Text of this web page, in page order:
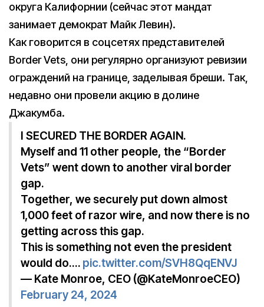
округа Калифорнии (сейчас этот мандат
занимает демократ Майк Левин).
Как говорится в соцсетях представителей
Border Vets, они регулярно организуют ревизии
ограждений на границе, заделывая бреши. Так,
недавно они провели акцию в долине
Джакумба.
I SECURED THE BORDER AGAIN.
Myself and 11 other people, the “Border
Vets” went down to another viral border
gap.
Together, we securely put down almost
1,000 feet of razor wire, and now there is no
getting across this gap.
This is something not even the president
would do.… pic.twitter.com/SVH8QqENVJ
— Kate Monroe, CEO (@KateMonroeCEO)
February 24, 2024